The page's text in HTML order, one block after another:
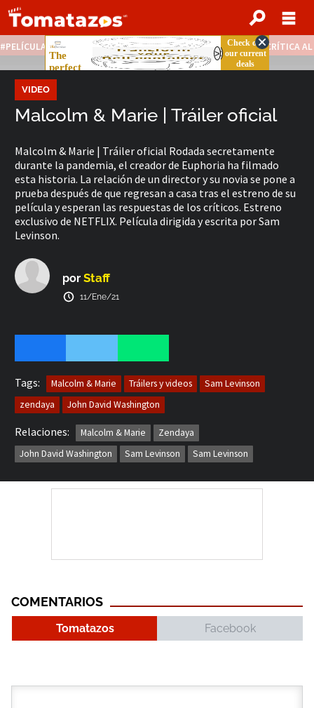
PELÍCULAS STREAMING GRATIS NOTICIAS DESTACADAS CRÍTICA
VIDEO
Malcolm & Marie | Tráiler oficial
Malcolm & Marie | Tráiler oficial Rodada secretamente
durante la pandemia, el creador de Euphoria ha filmado
esta historia. La relación de un director y su novia se pone a
prueba después de que regresan a casa tras el estreno de su
película y esperan las respuestas de los críticos. Estreno
exclusivo de NETFLIX. Película dirigida y escrita por Sam
Levinson.
por Staff
11/Ene/21
Tags: Malcolm & Marie Tráilers y videos
Sam Levinson
zendaya
John David Washington
Relaciones: Malcolm & Marie
Zendaya
John David Washington
Sam Levinson Sam Levinson
COMENTARIOS
Tomatazos Facebook